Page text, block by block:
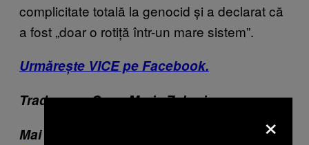
complicitate totală la genocid și a declarat că
a fost „doar o rotiță într-un mare sistem”.
Urmărește VICE pe Facebook.
Traducere: Oana Maria Zaharia
Mai multe despre naziști:
×